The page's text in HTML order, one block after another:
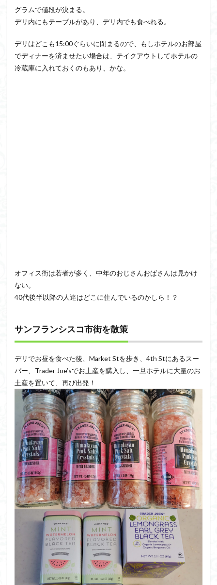
グラムで値段が決まる。
デリ内にもテーブルがあり、デリ内でも食べれる。
デリはどこも15:00ぐらいに閉まるので、もしホテルのお部屋
でディナーを済ませたい場合は、テイクアウトしてホテルの
冷蔵庫に入れておくのもあり、かな。
オフィス街は若者が多く、中年のおじさんおばさんは見かけ
ない。
40代後半以降の人達はどこに住んでいるのかしら！？
サンフランシスコ市街を散策
デリでお昼を食べた後、Market Stを歩き、4th Stにあるスー
パー、Trader Joe’sでお土産を購入し、一旦ホテルに大量のお
土産を置いて、再び出発！